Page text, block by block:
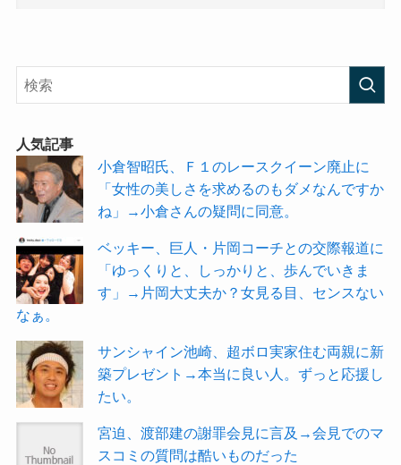
人気記事
小倉智昭氏、Ｆ１のレースクイーン廃止に
「女性の美しさを求めるのもダメなんですか
ね」→小倉さんの疑問に同意。
ベッキー、巨人・片岡コーチとの交際報道に
「ゆっくりと、しっかりと、歩んでいきま
す」→片岡大丈夫か？女見る目、センスない
なぁ。
サンシャイン池崎、超ボロ実家住む両親に新
築プレゼント→本当に良い人。ずっと応援し
たい。
宮迫、渡部建の謝罪会見に言及→会見でのマ
スコミの質問は酷いものだった